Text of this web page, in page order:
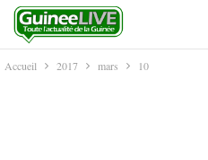
Accueil 2017 mars 10